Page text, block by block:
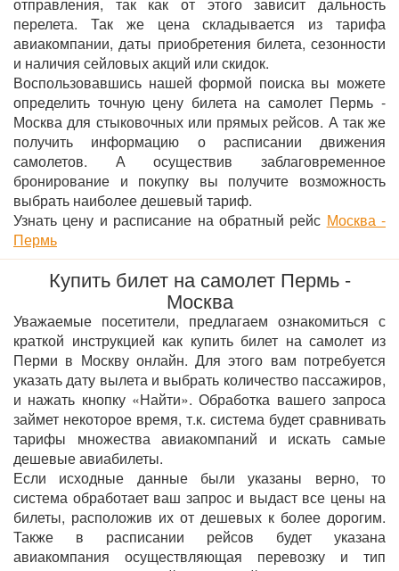
перелета. Так же цена складывается из тарифа
авиакомпании, даты приобретения билета, сезонности
и наличия сейловых акций или скидок.
Воспользовавшись нашей формой поиска вы можете
определить точную цену билета на самолет Пермь -
Москва для стыковочных или прямых рейсов. А так же
получить информацию о расписании движения
самолетов. А осуществив заблаговременное
бронирование и покупку вы получите возможность
выбрать наиболее дешевый тариф.
Узнать цену и расписание на обратный рейс Москва -
Пермь
Купить билет на самолет Пермь -
Москва
Уважаемые посетители, предлагаем ознакомиться с
краткой инструкцией как купить билет на самолет из
Перми в Москву онлайн. Для этого вам потребуется
указать дату вылета и выбрать количество пассажиров,
и нажать кнопку «Найти». Обработка вашего запроса
займет некоторое время, т.к. система будет сравнивать
тарифы множества авиакомпаний и искать самые
дешевые авиабилеты.
Если исходные данные были указаны верно, то
система обработает ваш запрос и выдаст все цены на
билеты, расположив их от дешевых к более дорогим.
Также в расписании рейсов будет указана
авиакомпания осуществляющая перевозку и тип